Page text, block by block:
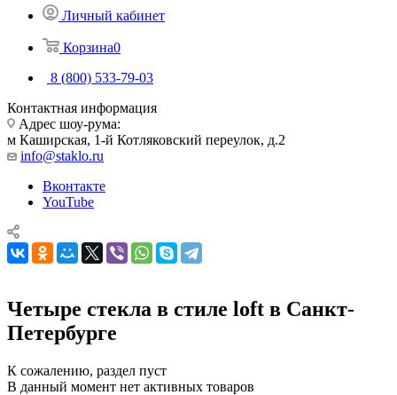
Личный кабинет
Корзина0
8 (800) 533-79-03
Контактная информация
Адрес шоу-рума:
м Каширская, 1-й Котляковский переулок, д.2
info@staklo.ru
Вконтакте
YouTube
Четыре стекла в стиле loft в Санкт-
Петербурге
К сожалению, раздел пуст
В данный момент нет активных товаров